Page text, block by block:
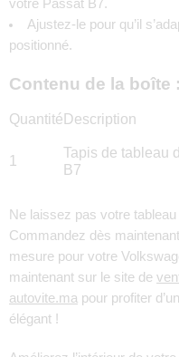
votre Passat B7.
Ajustez-le pour qu’il
positionné.
Contenu de la boîte :
Quantité Description
1
Tapis de tableau
B7
Ne laissez pas votre
Commandez dès
mesure pour votre
maintenant sur le site de
autovite.ma pour profiter
élégant !